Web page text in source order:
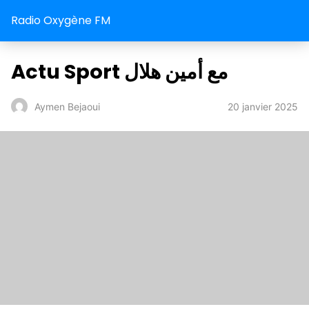
Radio Oxygène FM
Actu Sport مع أمين هلال
Aymen Bejaoui 20 janvier 2025